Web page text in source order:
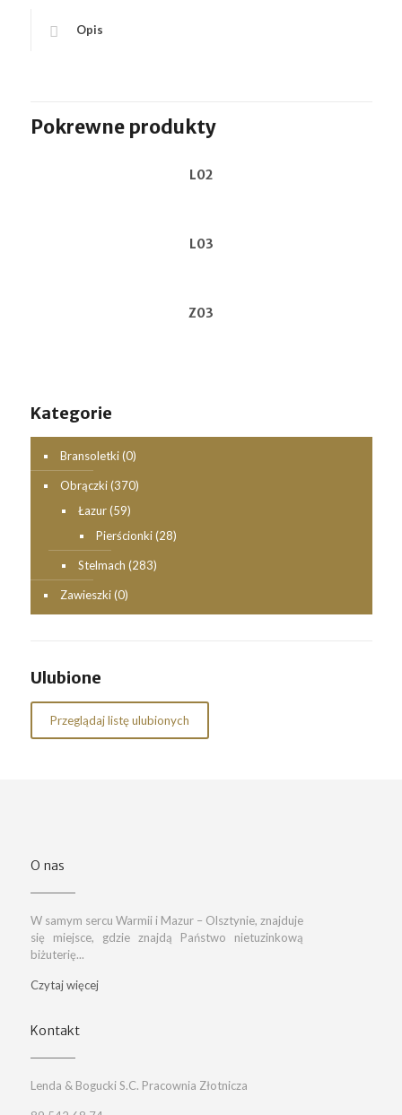
Opis
Pokrewne produkty
L02
L03
Z03
Kategorie
Bransoletki (0)
Obrączki (370)
Łazur (59)
Pierścionki (28)
Stelmach (283)
Zawieszki (0)
Ulubione
Przeglądaj listę ulubionych
O nas
W samym sercu Warmii i Mazur – Olsztynie, znajduje
się miejsce, gdzie znajdą Państwo nietuzinkową
biżuterię...
Czytaj więcej
Kontakt
Lenda & Bogucki S.C. Pracownia Złotnicza